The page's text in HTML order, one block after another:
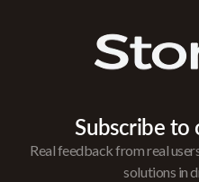
Subscribe to
Real feedback from real
solutions in